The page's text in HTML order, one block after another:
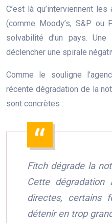
C’est là qu’interviennent
(comme Moody’s, S&P ou
solvabilité d’un pays.
déclencher une spirale
Comme le souligne
récente dégradation de la
sont concrètes :
Fitch dégrade la
Cette dégradation
directes, certains
détenir en trop